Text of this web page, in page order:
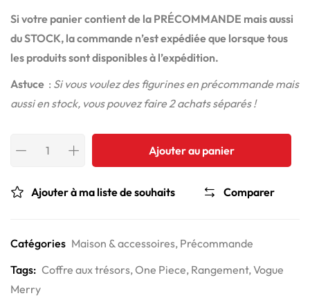
Si votre panier contient de la PRÉCOMMANDE mais aussi
du STOCK, la commande n’est expédiée que lorsque tous
les produits sont disponibles à l’expédition.
Astuce : Si vous voulez des figurines en précommande mais
aussi en stock, vous pouvez faire 2 achats séparés !
Ajouter au panier
Ajouter à ma liste de souhaits Comparer
Catégories Maison & accessoires, Précommande
Tags: Coffre aux trésors, One Piece, Rangement, Vogue
Merry